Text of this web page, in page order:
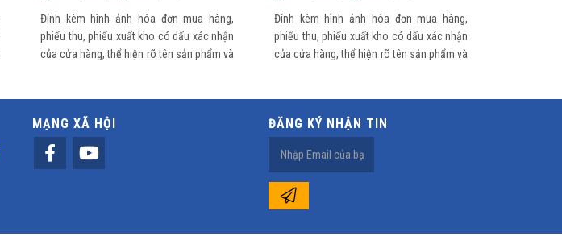
Đính kèm hình ảnh hóa đơn mua hàng,
phiếu thu, phiếu xuất kho có dấu xác nhận
của cửa hàng, thể hiện rõ tên sản phẩm và
Đính kèm hình ảnh hóa đơn mua hàng,
phiếu thu, phiếu xuất kho có dấu xác nhận
của cửa hàng, thể hiện rõ tên sản phẩm và
MẠNG XÃ HỘI ĐĂNG KÝ NHẬN TIN